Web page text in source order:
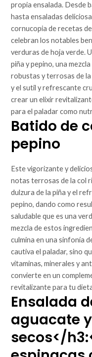
propia ensalada. Desde
hasta ensaladas
cornucopia de recetas
celebran los notables
verduras de hoja verde.
piña y pepino, una
robustas y terrosas de
y el sutil y refrescante
crear un elixir
para el paladar como
Batido de
pepino
Este vigorizante y
notas terrosas de la col
dulzura de la piña y el
pepino, dando como
saludable que es una
mezcla de estos
culmina en una sinfonía
cautiva el paladar, sino
vitaminas, minerales y
convierte en un
revitalizante para tu
Ensalada
aguacate
secos</